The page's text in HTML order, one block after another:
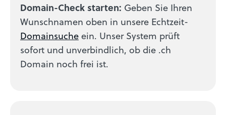
Domain-Check starten: Geben Sie Ihren
Wunschnamen oben in unsere Echtzeit-
Domainsucheein. Unser System prüft
sofort und unverbindlich, ob die .ch
Domain noch frei ist.